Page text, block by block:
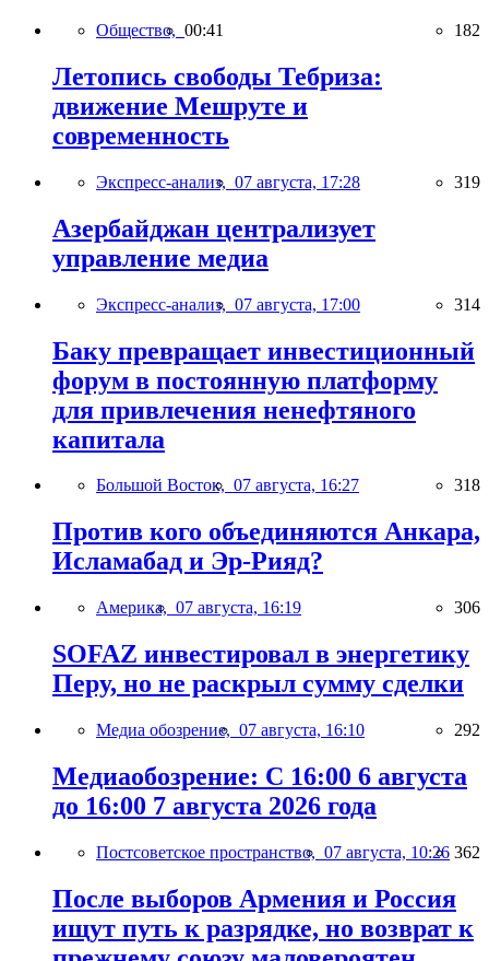
Общество, 00:41 182
Летопись свободы Тебриза:
движение Мешруте и
современность
Экспресс-анализ, 07 августа, 17:28 319
Азербайджан централизует
управление медиа
Экспресс-анализ, 07 августа, 17:00 314
Баку превращает инвестиционный
форум в постоянную платформу
для привлечения ненефтяного
капитала
Большой Восток, 07 августа, 16:27 318
Против кого объединяются Анкара,
Исламабад и Эр-Рияд?
Америка, 07 августа, 16:19 306
SOFAZ инвестировал в энергетику
Перу, но не раскрыл сумму сделки
Медиа обозрение, 07 августа, 16:10 292
Медиаобозрение: С 16:00 6 августа
до 16:00 7 августа 2026 года
Постсоветское пространство, 07 августа, 10:26 362
После выборов Армения и Россия
ищут путь к разрядке, но возврат к